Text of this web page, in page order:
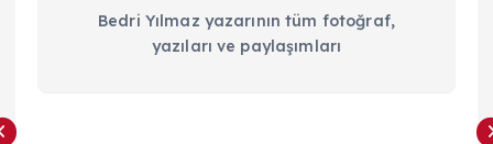
Bedri Yılmaz yazarının tüm fotoğraf,
yazıları ve paylaşımları